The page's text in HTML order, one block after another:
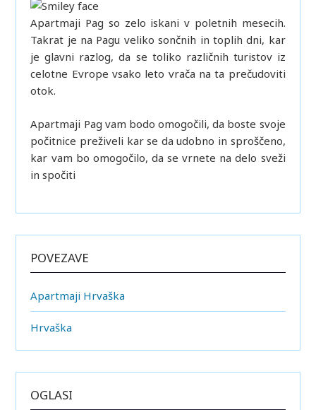
Apartmaji Pag so zelo iskani v poletnih mesecih.
Takrat je na Pagu veliko sončnih in toplih dni, kar
je glavni razlog, da se toliko različnih turistov iz
celotne Evrope vsako leto vrača na ta prečudoviti
otok.
Apartmaji Pag vam bodo omogočili, da boste svoje
počitnice preživeli kar se da udobno in sproščeno,
kar vam bo omogočilo, da se vrnete na delo sveži
in spočiti
POVEZAVE
Apartmaji Hrvaška
Hrvaška
OGLASI